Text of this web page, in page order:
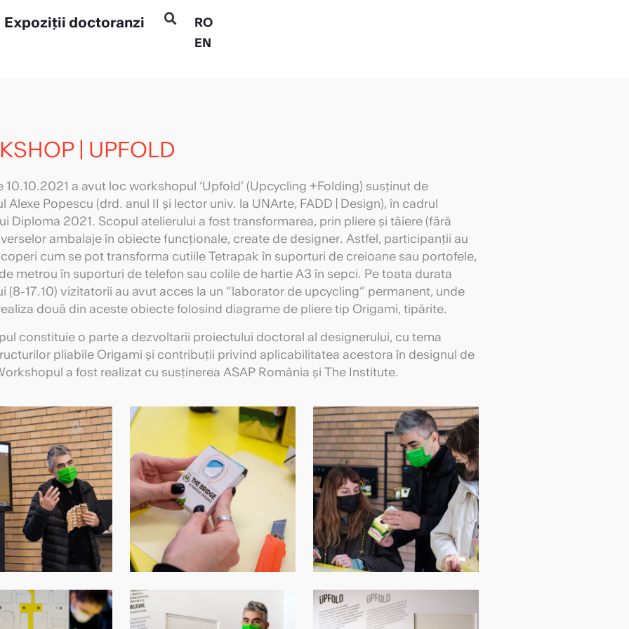
Expoziții doctoranzi
RO
EN
| UPFOLD
10.10.2021 a avut loc workshopul ‘Upfold’ (Upcycling +Folding) susținut de
Alexe Popescu (drd. anul II și lector univ. la UNArte, FADD | Design), în cadrul
Diploma 2021. Scopul atelierului a fost transformarea, prin pliere și tăiere (fără
ambalaje în obiecte funcționale, create de designer. Astfel, participanții au
cum se pot transforma cutiile Tetrapak în suporturi de creioane sau portofele,
metrou în suporturi de telefon sau colile de hartie A3 în sepci. Pe toata durata
(8-17.10) vizitatorii au avut acces la un “laborator de upcycling” permanent, unde
două din aceste obiecte folosind diagrame de pliere tip Origami, tipărite.
constituie o parte a dezvoltarii proiectului doctoral al designerului, cu tema
pliabile Origami și contribuții privind aplicabilitatea acestora în designul de
a fost realizat cu susținerea ASAP România și The Institute.